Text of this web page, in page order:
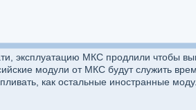
эксплуатацию МКС продлили чтобы
модули от МКС будут служить
как остальные иностранные